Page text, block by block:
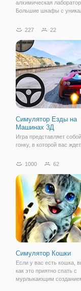
алхимическая
Большие шкафы с
сварить какое-нибудь
перед тем как это
выбрать правильный
227 22
Симулятор Езды на
Машинах 3Д
Игра представляет
гонку, в которой вас ждет
увлекательный
треке рядом - другие
Также на каждом
предстоит проехать
1000 62
Симулятор Кошки
Если у вас есть кошка,
как это приятно спать с
мурлыкающим